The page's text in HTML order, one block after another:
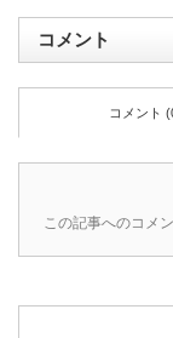
コメント
コメント
この記事へのコメ